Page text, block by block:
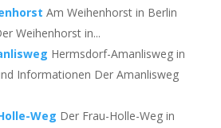
Am Weihenhorst in Berlin
Weihenhorst in...
Hermsdorf-Amanlisweg in
Informationen Der Amanlisweg
Weg Der Frau-Holle-Weg in